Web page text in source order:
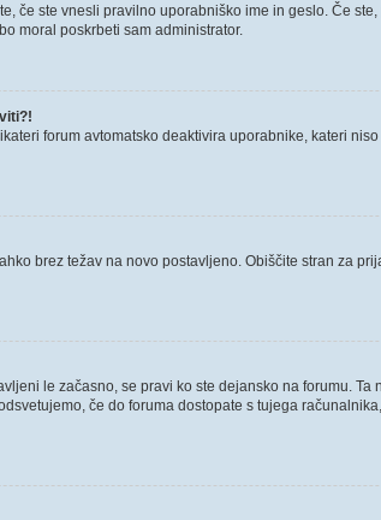
če ste vnesli pravilno uporabniško ime in geslo. Če
moral poskrbeti sam administrator.
forum avtomatsko deaktivira uporabnike, kateri
brez težav na novo postavljeno. Obiščite stran za
le začasno, se pravi ko ste dejansko na forumu.
če do foruma dostopate s tujega